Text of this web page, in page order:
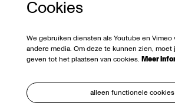
Cookies
We gebruiken diensten als Youtube en Vimeo
andere media. Om deze te kunnen zien,
geven tot het plaatsen van cookies. Meer
alleen functionele cookies